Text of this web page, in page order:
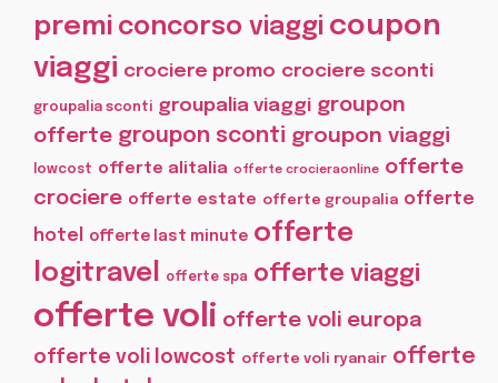
premi concorso viaggi coupon
viaggi crociere promo crociere sconti
groupalia sconti groupalia viaggi groupon
offerte groupon sconti groupon viaggi
lowcost offerte alitalia offerte crocieraonline offerte
crociere offerte estate offerte groupalia offerte
hotel
offerte last minute offerte
logitravel offerte spa offerte viaggi
offerte voli offerte voli europa
offerte voli lowcost offerte voli ryanair offerte